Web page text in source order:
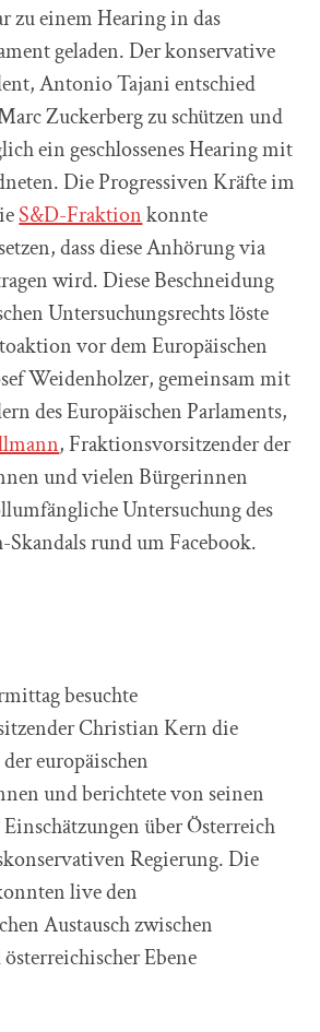
zu einem Hearing in das
geladen. Der konservative
Antonio Tajani entschied
Zuckerberg zu schützen und
ein geschlossenes Hearing mit
Die Progressiven Kräfte im
S&D-Fraktionkonnte
dass diese Anhörung via
wird. Diese Beschneidung
Untersuchungsrechts löste
vor dem Europäischen
Weidenholzer, gemeinsam mit
des Europäischen Parlaments,
, Fraktionsvorsitzender der
und vielen Bürgerinnen
Untersuchung des
Skandals rund um Facebook.
besuchte
Christian Kern die
europäischen
und berichtete von seinen
über Österreich
Regierung. Die
live den
Austausch zwischen
Ebene